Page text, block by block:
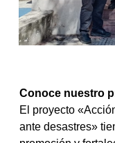
Conoce nuestro
El proyecto
ante desastres»